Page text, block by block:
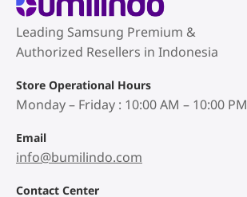
Leading Samsung Premium &
Authorized Resellers in Indonesia
Store Operational Hours
Monday – Friday : 10:00 AM – 10:00 PM
Email
info@bumilindo.com
Contact Center